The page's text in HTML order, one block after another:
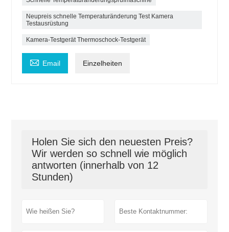
Neupreis schnelle Temperaturänderung Test Kamera
Testausrüstung
Kamera-Testgerät Thermoschock-Testgerät
 Email Einzelheiten
Holen Sie sich den neuesten Preis?
Wir werden so schnell wie möglich
antworten (innerhalb von 12
Stunden)